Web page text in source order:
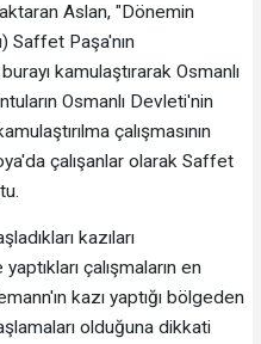
aktaran Aslan, "Dönemin
Saffet Paşa'nın
kamulaştırarak Osmanlı
Osmanlı Devleti'nin
çalışmasının
çalışanlar olarak Saffet
kazıları
çalışmaların en
kazı yaptığı bölgeden
olduğuna dikkati